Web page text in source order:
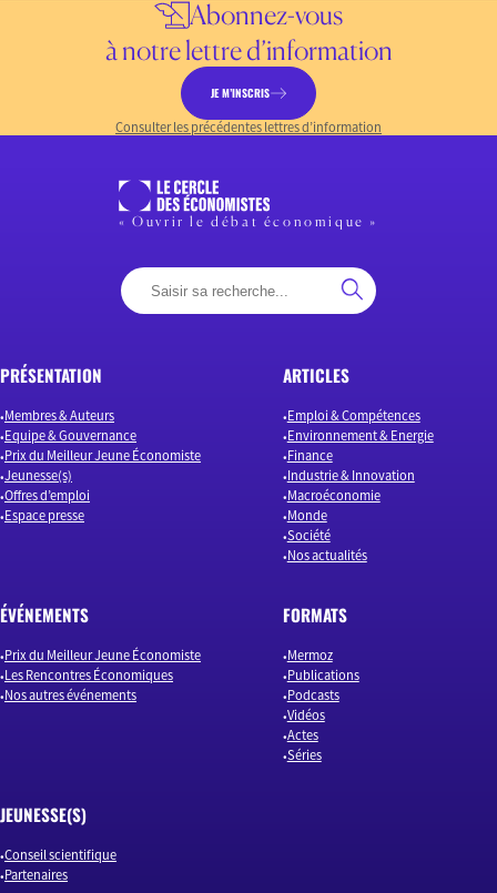
Abonnez-vous
à notre lettre d’information
JE M’INSCRIS
Consulter les précédentes lettres d’information
« Ouvrir le débat économique »
PRÉSENTATION
Membres & Auteurs
Equipe & Gouvernance
Prix du Meilleur Jeune Économiste
Jeunesse(s)
Offres d’emploi
Espace presse
ARTICLES
Emploi & Compétences
Environnement & Energie
Finance
Industrie & Innovation
Macroéconomie
Monde
Société
Nos actualités
ÉVÉNEMENTS
Prix du Meilleur Jeune Économiste
Les Rencontres Économiques
Nos autres événements
FORMATS
Mermoz
Publications
Podcasts
Vidéos
Actes
Séries
JEUNESSE(S)
Conseil scientifique
Partenaires